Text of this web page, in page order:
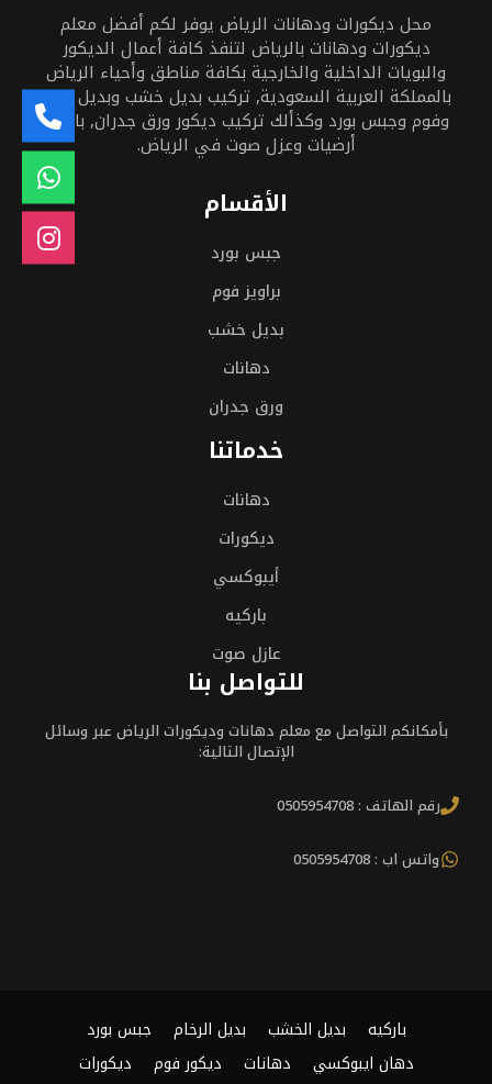
محل ديكورات ودهانات الرياض يوفر لكم أفضل معلم
ديكورات ودهانات بالرياض لتنفذ كافة أعمال الديكور
والبويات الداخلية والخارجية بكافة مناطق وأحياء الرياض
بالمملكة العربية السعودية, تركيب بديل خشب وبديل رخام
وفوم وجبس بورد وكذألك تركيب ديكور ورق جدران, باركيه
أرضيات وعزل صوت في الرياض.
الأقسام
جبس بورد
براويز فوم
بديل خشب
دهانات
ورق جدران
خدماتنا
دهانات
ديكورات
أيبوكسي
باركيه
عازل صوت
للتواصل بنا
بأمكانكم التواصل مع معلم دهانات وديكورات الرياض عبر وسائل
الإتصال التالية:
رقم الهاتف : 0505954708
واتس اب : 0505954708
باركيه بديل الخشب بديل الرخام
جبس بورد
دهان ايبوكسي
دهانات ديكور فوم
ديكورات